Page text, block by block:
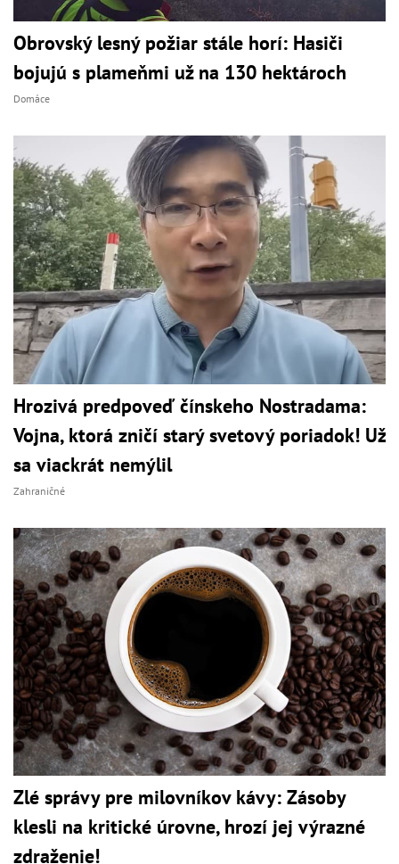
Obrovský lesný požiar stále horí: Hasiči
bojujú s plameňmi už na 130 hektároch
Domáce
Hrozivá predpoveď čínskeho Nostradama:
Vojna, ktorá zničí starý svetový poriadok! Už
sa viackrát nemýlil
Zahraničné
Zlé správy pre milovníkov kávy: Zásoby
klesli na kritické úrovne, hrozí jej výrazné
zdraženie!